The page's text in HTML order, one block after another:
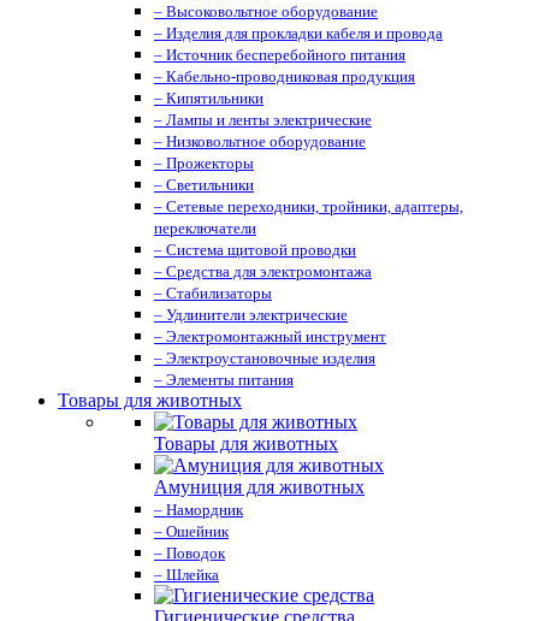
– Высоковольтное оборудование
– Изделия для прокладки кабеля и провода
– Источник бесперебойного питания
– Кабельно-проводниковая продукция
– Кипятильники
– Лампы и ленты электрические
– Низковольтное оборудование
– Прожекторы
– Светильники
– Сетевые переходники, тройники, адаптеры,
переключатели
– Система щитовой проводки
– Средства для электромонтажа
– Стабилизаторы
– Удлинители электрические
– Электромонтажный инструмент
– Электроустановочные изделия
– Элементы питания
Товары для животных
Товары для животных
Амуниция для животных
– Намордник
– Ошейник
– Поводок
– Шлейка
Гигиенические средства